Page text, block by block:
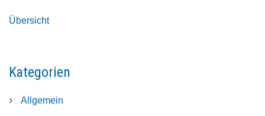
Übersicht"Dieselskandal"
nach
Erbrecht
Aktuelles
Januar
Kategorien
Allgemein